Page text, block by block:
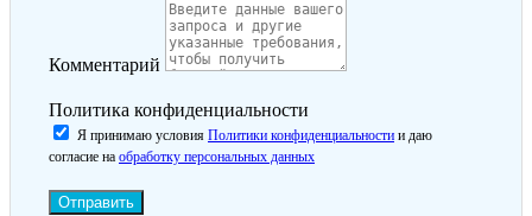
Комментарий
Политика конфиденциальности
Я принимаю условия Политики конфиденциальности и даю
согласие на обработку персональных данных
Отправить